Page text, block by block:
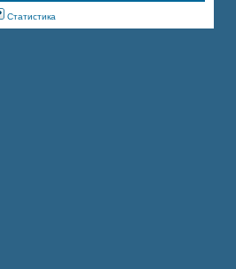
Статистика